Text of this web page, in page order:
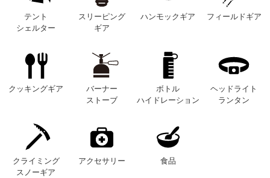
テント
シェルター
スリーピング
ギア
ハンモックギア フィールドギア
クッキングギア
バーナー
ストーブ
ボトル
ハイドレーション
ヘッドライト
ランタン
クライミング
スノーギア
アクセサリー 食品